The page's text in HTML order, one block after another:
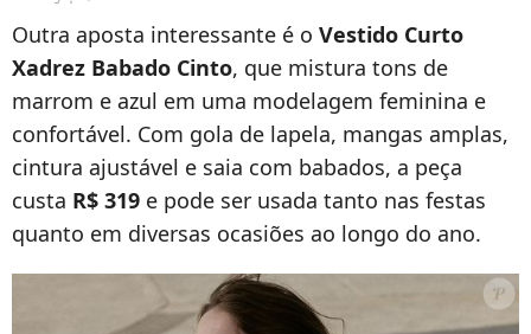
Outra aposta interessante é o Vestido Curto
Xadrez Babado Cinto, que mistura tons de
marrom e azul em uma modelagem feminina e
confortável. Com gola de lapela, mangas amplas,
cintura ajustável e saia com babados, a peça
custa R$ 319 e pode ser usada tanto nas festas
quanto em diversas ocasiões ao longo do ano.